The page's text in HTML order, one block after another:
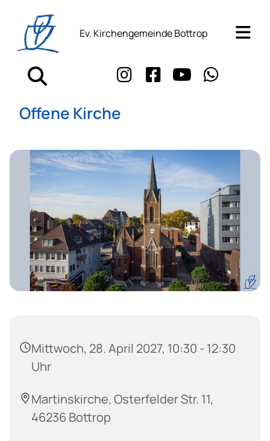
Ev. Kirchengemeinde Bottrop
Offene Kirche
Mittwoch, 28. April 2027, 10:30 - 12:30
Uhr
Martinskirche, Osterfelder Str. 11,
46236 Bottrop